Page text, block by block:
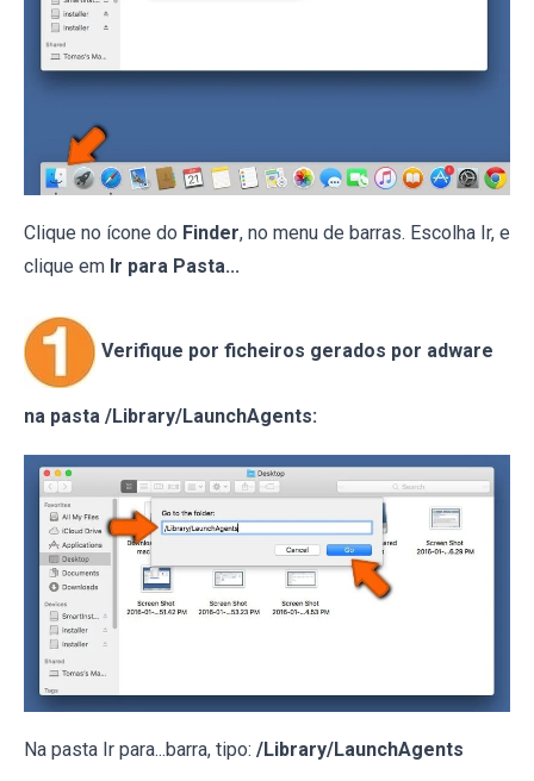
Clique no ícone do Finder, no menu de barras. Escolha Ir, e
clique em Ir para Pasta...
Verifique por ficheiros gerados por adware
na pasta /Library/LaunchAgents:
Na pasta Ir para...barra, tipo: /Library/LaunchAgents